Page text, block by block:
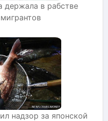
держала в рабстве
надзор за японской